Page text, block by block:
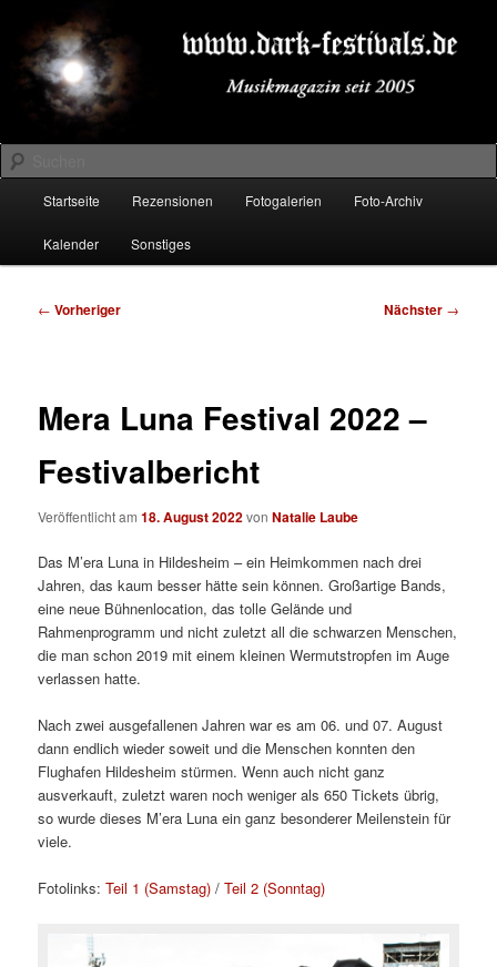
primären
Inhalt
springenDARK-FESTIVALS.DE
Suchen
Startseite Rezensionen Fotogalerien Foto-Archiv
Kalender Sonstiges
Beitragsnavigation
← Vorheriger Nächster →
Mera Luna Festival 2022 –
Festivalbericht
Veröffentlicht am18. August 2022vonNatalie Laube
Das M’era Luna in Hildesheim – ein Heimkommen nach drei
Jahren, das kaum besser hätte sein können. Großartige Bands,
eine neue Bühnenlocation, das tolle Gelände und
Rahmenprogramm und nicht zuletzt all die schwarzen Menschen,
die man schon 2019 mit einem kleinen Wermutstropfen im Auge
verlassen hatte.
Nach zwei ausgefallenen Jahren war es am 06. und 07. August
dann endlich wieder soweit und die Menschen konnten den
Flughafen Hildesheim stürmen. Wenn auch nicht ganz
ausverkauft, zuletzt waren noch weniger als 650 Tickets übrig,
so wurde dieses M’era Luna ein ganz besonderer Meilenstein für
viele.
Fotolinks:Teil 1 (Samstag) /Teil 2 (Sonntag)